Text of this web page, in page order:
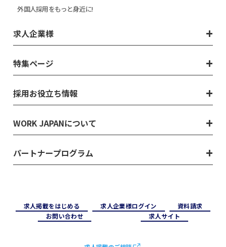
外国人採用をもっと身近に!
求人企業様
特集ページ
採用お役立ち情報
WORK JAPANについて
パートナープログラム
求⼈掲載をはじめる 求⼈企業様ログイン
資料請求
お問い合わせ
求⼈サイト